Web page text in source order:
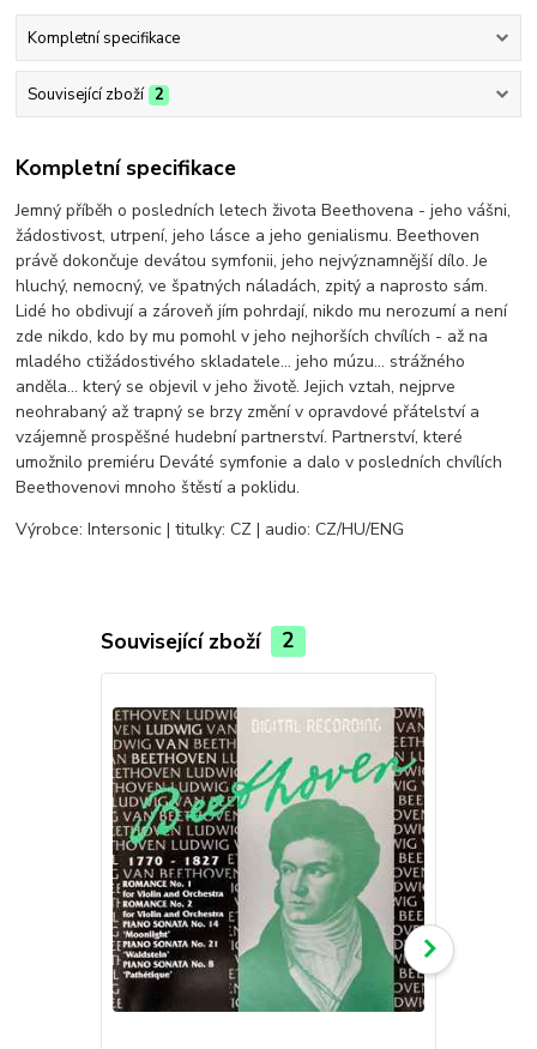
Kompletní specifikace
Související zboží 2
Kompletní specifikace
Jemný příběh o posledních letech života Beethovena - jeho vášni,
žádostivost, utrpení, jeho lásce a jeho genialismu. Beethoven
právě dokončuje devátou symfonii, jeho nejvýznamnější dílo. Je
hluchý, nemocný, ve špatných náladách, zpitý a naprosto sám.
Lidé ho obdivují a zároveň jím pohrdají, nikdo mu nerozumí a není
zde nikdo, kdo by mu pomohl v jeho nejhorších chvílích - až na
mladého ctižádostivého skladatele... jeho múzu... strážného
anděla... který se objevil v jeho životě. Jejich vztah, nejprve
neohrabaný až trapný se brzy změní v opravdové přátelství a
vzájemně prospěšné hudební partnerství. Partnerství, které
umožnilo premiéru Deváté symfonie a dalo v posledních chvílích
Beethovenovi mnoho štěstí a poklidu.
Výrobce: Intersonic | titulky: CZ | audio: CZ/HU/ENG
Související zboží 2